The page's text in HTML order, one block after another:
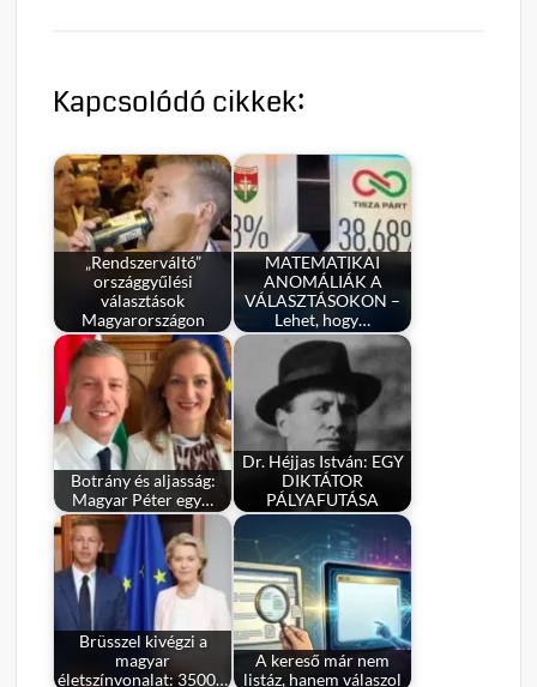
Kapcsolódó cikkek:
„Rendszerváltó”
országgyűlési
választások
Magyarországon
MATEMATIKAI
ANOMÁLIÁK A
VÁLASZTÁSOKON –
Lehet, hogy…
Botrány és aljasság:
Magyar Péter egy…
Dr. Héjjas István: EGY
DIKTÁTOR
PÁLYAFUTÁSA
Brüsszel kivégzi a
magyar
életszínvonalat: 3500…
A kereső már nem
listáz, hanem válaszol